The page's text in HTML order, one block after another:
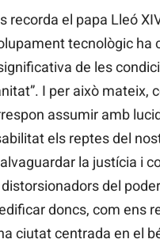
recorda el papa Lleó
tecnològic ha
de les
I per això mateix,
assumir amb
els reptes del
la justícia i
del
doncs, com ens
ciutat centrada en el